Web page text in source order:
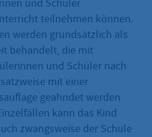
und Schüler
teilnehmen können.
werden grundsätzlich als
behandelt, die mit
und Schüler nach
mit einer
geahndet werden
kann das Kind
zwangsweise der Schule